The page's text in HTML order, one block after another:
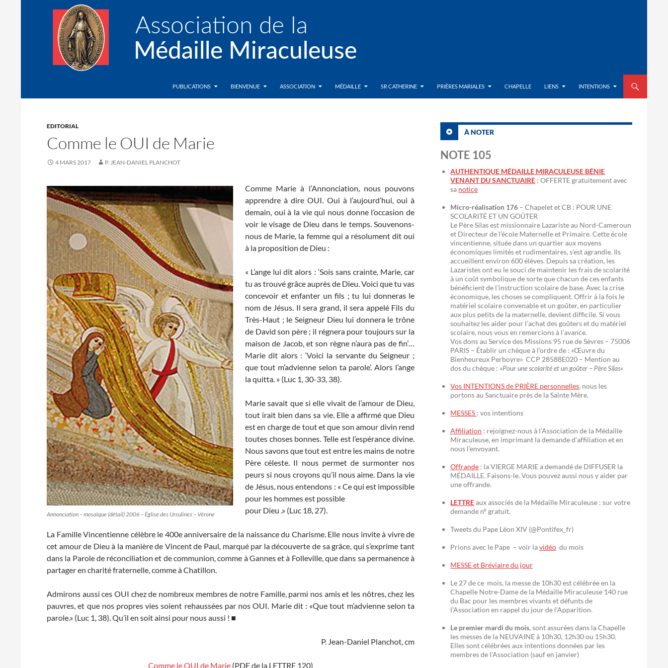
Association de la Médaille MiraculeusePUBLICATIONS
BIENVENUE ASSOCIATION MÉDAILLE SR CATHERINE PRIÈRES MARIALES CHAPELLE LIENS INTENTIONS
EDITORIAL
Comme le OUI de Marie
4 MARS 2017 P. JEAN-DANIEL PLANCHOT
Annonciation – mosaïque (détail) 2006 – Église des Ursulines – Vérone
Comme Marie à l’Annonciation, nous pouvons
apprendre à dire OUI. Oui à l’aujourd’hui, oui à
demain, oui à la vie qui nous donne l’occasion de
voir le visage de Dieu dans le temps. Souvenons-
nous de Marie, la femme qui a résolument dit oui
à la proposition de Dieu :
« L’ange lui dit alors : ‘Sois sans crainte, Marie, car
tu as trouvé grâce auprès de Dieu. Voici que tu vas
concevoir et enfanter un fils ; tu lui donneras le
nom de Jésus. Il sera grand, il sera appelé Fils du
Très-Haut ; le Seigneur Dieu lui donnera le trône
de David son père ; il régnera pour toujours sur la
maison de Jacob, et son règne n’aura pas de fin’…
Marie dit alors : ‘Voici la servante du Seigneur ;
que tout m’advienne selon ta parole’. Alors l’ange
la quitta. » (Luc 1, 30-33, 38).
Marie savait que si elle vivait de l’amour de Dieu,
tout irait bien dans sa vie. Elle a affirmé que Dieu
est en charge de tout et que son amour divin rend
toutes choses bonnes. Telle est l’espérance divine.
Nous savons que tout est entre les mains de notre
Père céleste. Il nous permet de surmonter nos
peurs si nous croyons qu’il nous aime. Dans la vie
de Jésus, nous entendons : « Ce qui est impossible
pour les hommes est possible
pour Dieu .» (Luc 18, 27).
La Famille Vincentienne célèbre le 400e anniversaire de la naissance du Charisme. Elle nous invite à vivre de
cet amour de Dieu à la manière de Vincent de Paul, marqué par la découverte de sa grâce, qui s’exprime tant
dans la Parole de réconciliation et de communion, comme à Gannes et à Folleville, que dans sa permanence à
partager en charité fraternelle, comme à Chatillon.
Admirons aussi ces OUI chez de nombreux membres de notre Famille, parmi nos amis et les nôtres, chez les
pauvres, et que nos propres vies soient rehaussées par nos OUI. Marie dit : «Que tout m’advienne selon ta
parole.» (Luc 1, 38). Qu’il en soit ainsi pour nous aussi ! ■
P. Jean-Daniel Planchot, cm
Comme le OUI de Marie (PDF de la LETTRE 120)
À NOTER
NOTE 105
AUTHENTIQUE MÉDAILLE MIRACULEUSE BÉNIE
VENANT DU SANCTUAIRE : OFFERTE gratuitement avec
sa notice
Micro-réalisation 176 – Chapelet et CB : POUR UNE
SCOLARITÉ ET UN GOÛTER
Le Père Silas est missionnaire Lazariste au Nord-Cameroun
et Directeur de l’école Maternelle et Primaire. Cette école
vincentienne, située dans un quartier aux moyens
économiques limités et rudimentaires, s’est agrandie. Ils
accueillent environ 600 élèves. Depuis sa création, les
Lazaristes ont eu le souci de maintenir les frais de scolarité
à un coût symbolique de sorte que chacun de ces enfants
bénéficient de l’instruction scolaire de base. Avec la crise
économique, les choses se compliquent. Offrir à la fois le
matériel scolaire convenable et un goûter, en particulier
aux plus petits de la maternelle, devient difficile. Si vous
souhaitez les aider pour l’achat des goûters et du matériel
scolaire, nous vous en remercions à l’avance.
Vos dons au Service des Missions 95 rue de Sèvres – 75006
PARIS – Établir un chèque à l’ordre de : «Œuvre du
Bienheureux Perboyre» CCP 28588E020 – Mention au
dos du chèque : »Pour une scolarité et un goûter – Père Silas«
Vos INTENTIONS de PRIÈRE personnelles, nous les
portons au Sanctuaire près de la Sainte Mère.
MESSES : vos intentions
Affiliation : rejoignez-nous à l’Association de la Médaille
Miraculeuse, en imprimant la demande d’affiliation et en
nous l’envoyant.
Offrande : la VIERGE MARIE a demandé de DIFFUSER la
MÉDAILLE. Faisons-le. Vous pouvez aussi nous y aider par
une offrande.
LETTREaux associés de la Médaille Miraculeuse : sur votre
demande n° gratuit.
Tweets du Pape Léon XIV (@Pontifex_fr)
Prions avec le Pape – voir lavidéo du mois
MESSE et Bréviaire du jour
Le 27 de ce mois, la messe de 10h30 est célébrée en la
Chapelle Notre-Dame de la Médaille Miraculeuse 140 rue
du Bac pour les membres vivants et défunts de
l’Association en rappel du jour de l’Apparition.
Le premier mardi du mois, sont assurées dans la Chapelle
les messes de la NEUVAINE à 10h30, 12h30 ou 15h30.
Elles sont célébrées aux intentions données par les
membres de l’Association (sauf en janvier)